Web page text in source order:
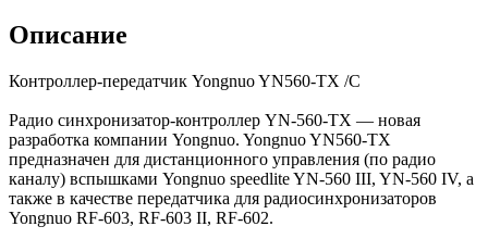
Описание
Контроллер-передатчик Yongnuo YN560-TX /C
Радио синхронизатор-контроллер YN-560-TX — новая
разработка компании Yongnuo. Yongnuo YN560-TX
предназначен для дистанционного управления (по радио
каналу) вспышками Yongnuo speedlite YN-560 III, YN-560 IV, а
также в качестве передатчика для радиосинхронизаторов
Yongnuo RF-603, RF-603 II, RF-602.